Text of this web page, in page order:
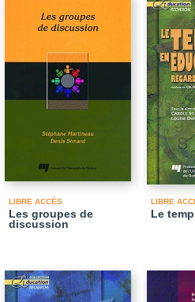
LIBRE ACCÈS
Les groupes de
discussion
LIBRE
Le